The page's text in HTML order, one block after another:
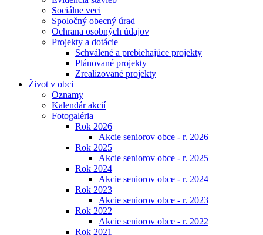
Sociálne veci
Spoločný obecný úrad
Ochrana osobných údajov
Projekty a dotácie
Schválené a prebiehajúce projekty
Plánované projekty
Zrealizované projekty
Život v obci
Oznamy
Kalendár akcií
Fotogaléria
Rok 2026
Akcie seniorov obce - r. 2026
Rok 2025
Akcie seniorov obce - r. 2025
Rok 2024
Akcie seniorov obce - r. 2024
Rok 2023
Akcie seniorov obce - r. 2023
Rok 2022
Akcie seniorov obce - r. 2022
Rok 2021